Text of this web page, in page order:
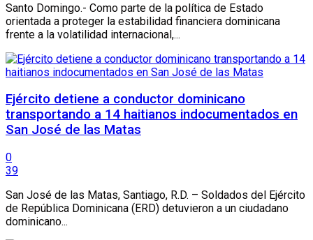
Santo Domingo.- Como parte de la política de Estado
orientada a proteger la estabilidad financiera dominicana
frente a la volatilidad internacional,...
Ejército detiene a conductor dominicano
transportando a 14 haitianos indocumentados en
San José de las Matas
0
39
San José de las Matas, Santiago, R.D. – Soldados del Ejército
de República Dominicana (ERD) detuvieron a un ciudadano
dominicano...